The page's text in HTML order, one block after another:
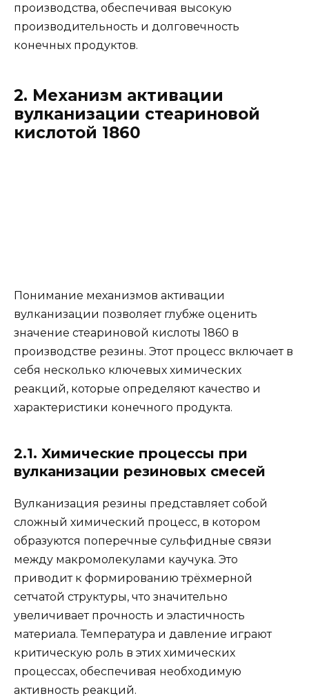
производства, обеспечивая высокую
производительность и долговечность
конечных продуктов.
2. Механизм активации
вулканизации стеариновой
кислотой 1860
Понимание механизмов активации
вулканизации позволяет глубже оценить
значение стеариновой кислоты 1860 в
производстве резины. Этот процесс включает в
себя несколько ключевых химических
реакций, которые определяют качество и
характеристики конечного продукта.
2.1. Химические процессы при
вулканизации резиновых смесей
Вулканизация резины представляет собой
сложный химический процесс, в котором
образуются поперечные сульфидные связи
между макромолекулами каучука. Это
приводит к формированию трёхмерной
сетчатой структуры, что значительно
увеличивает прочность и эластичность
материала. Температура и давление играют
критическую роль в этих химических
процессах, обеспечивая необходимую
активность реакций.